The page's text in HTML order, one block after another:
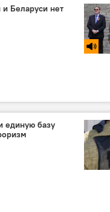
Беларуси нет
единую базу